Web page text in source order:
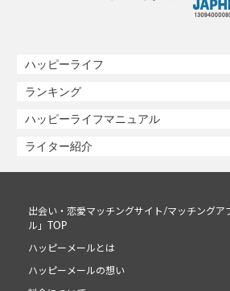
ハッピーライフ
ランキング
ハッピーライフマニュアル
ライター紹介
出会い・恋愛マッチングサイト/マッチングア
ル」TOP
ハッピーメールとは
ハッピーメールの想い